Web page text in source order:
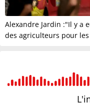
Alexandre Jardin :"Il y a
des agriculteurs pour